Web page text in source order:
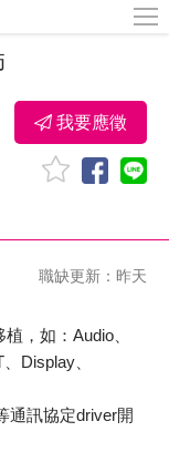
我要應徵
職缺更新：昨天
，如：Audio、
Display、
通訊協定driver開